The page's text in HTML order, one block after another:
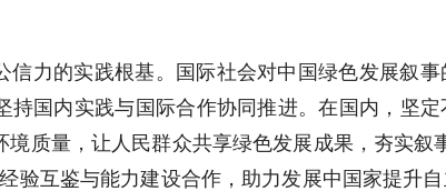
信力的实践根基。国际社会对中国绿色发展叙
持国内实践与国际合作协同推进。在国内，坚
质量，让人民群众共享绿色发展成果，夯实叙
验互鉴与能力建设合作，助力发展中国家提升